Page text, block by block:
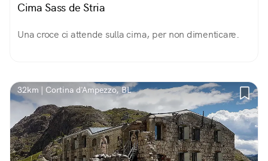
Cima Sass de Stria
Una croce ci attende sulla cima, per non dimenticare.
32km | Cortina d'Ampezzo, BL